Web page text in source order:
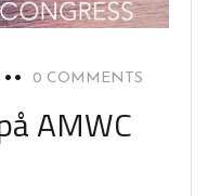
0 COMMENTS
AMWC